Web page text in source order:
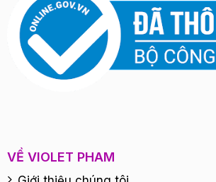
VỀ VIOLET PHAM